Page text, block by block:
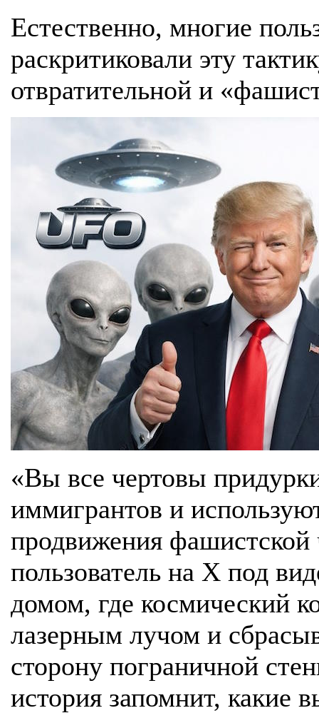
Естественно, многие
раскритиковали эту
отвратительной и
«Вы все чертовы
иммигрантов и
продвижения
пользователь на X под
домом, где космический
лазерным лучом и
сторону пограничной
история запомнит, какие